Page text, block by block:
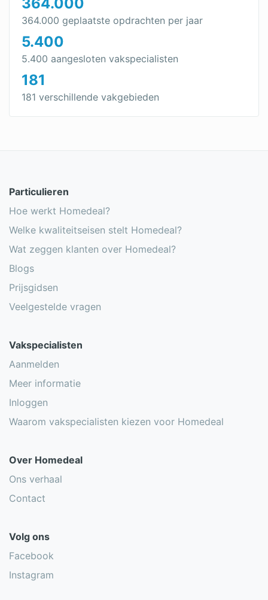
364.000 geplaatste opdrachten per jaar
5.400
5.400 aangesloten vakspecialisten
181
181 verschillende vakgebieden
Particulieren
Hoe werkt Homedeal?
Welke kwaliteitseisen stelt Homedeal?
Wat zeggen klanten over Homedeal?
Blogs
Prijsgidsen
Veelgestelde vragen
Vakspecialisten
Aanmelden
Meer informatie
Inloggen
Waarom vakspecialisten kiezen voor Homedeal
Over Homedeal
Ons verhaal
Contact
Volg ons
Facebook
Instagram